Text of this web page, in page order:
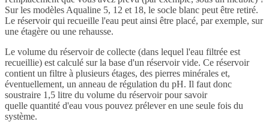
Sur les modèles Aqualine 5, 12 et 18, le socle blanc peut être retiré.
Le réservoir qui recueille l'eau peut ainsi être placé, par exemple, sur
une étagère ou une rehausse.
Le volume du réservoir de collecte (dans lequel l'eau filtrée est
recueillie) est calculé sur la base d'un réservoir vide. Ce réservoir
contient un filtre à plusieurs étages, des pierres minérales et,
éventuellement, un anneau de régulation du pH. Il faut donc
soustraire 1,5 litre du volume du réservoir pour savoir
quelle quantité d'eau vous pouvez prélever en une seule fois du
système.